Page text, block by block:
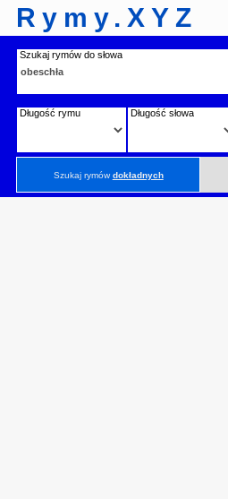
Rymy.XYZ
Szukaj rymów do słowa
Długość rymu Długość słowa
Szukaj rymówdokładnych